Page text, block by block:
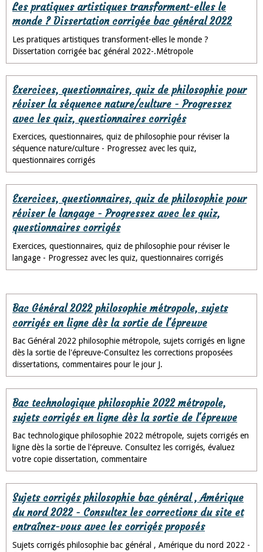
Les pratiques artistiques transforment-elles le
monde ? Dissertation corrigée bac général 2022
Les pratiques artistiques transforment-elles le monde ?
Dissertation corrigée bac général 2022-.Métropole
Exercices, questionnaires, quiz de philosophie pour
réviser la séquence nature/culture - Progressez
avec les quiz, questionnaires corrigés
Exercices, questionnaires, quiz de philosophie pour réviser la
séquence nature/culture - Progressez avec les quiz,
questionnaires corrigés
Exercices, questionnaires, quiz de philosophie pour
réviser le langage - Progressez avec les quiz,
questionnaires corrigés
Exercices, questionnaires, quiz de philosophie pour réviser le
langage - Progressez avec les quiz, questionnaires corrigés
Bac Général 2022 philosophie métropole, sujets
corrigés en ligne dès la sortie de l'épreuve
Bac Général 2022 philosophie métropole, sujets corrigés en ligne
dès la sortie de l'épreuve-Consultez les corrections proposées
dissertations, commentaires pour le jour J.
Bac technologique philosophie 2022 métropole,
sujets corrigés en ligne dès la sortie de l'épreuve
Bac technologique philosophie 2022 métropole, sujets corrigés en
ligne dès la sortie de l'épreuve. Consultez les corrigés, évaluez
votre copie dissertation, commentaire
Sujets corrigés philosophie bac général , Amérique
du nord 2022 - Consultez les corrections du site et
entraînez-vous avec les corrigés proposés
Sujets corrigés philosophie bac général , Amérique du nord 2022 -